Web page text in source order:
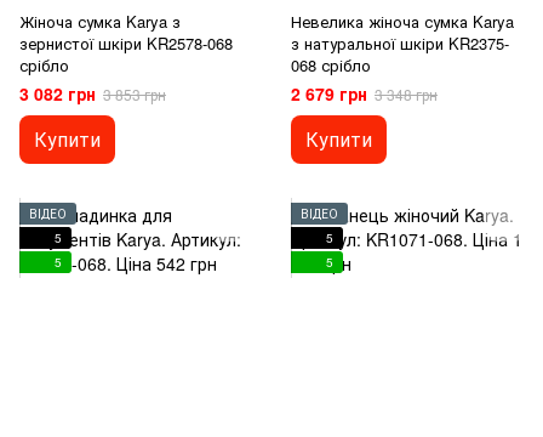
Жіноча сумка Karya з
зернистої шкіри KR2578-068
срібло
3 082 грн 3 853 грн
Купити
Невелика жіноча сумка Karya
з натуральної шкіри KR2375-
068 срібло
2 679 грн 3 348 грн
Купити
ВІДЕО
5
5
ВІДЕО
5
5